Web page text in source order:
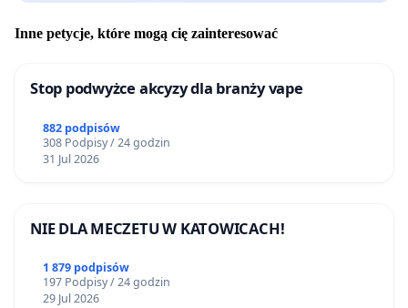
Inne petycje, które mogą cię zainteresować
Stop podwyżce akcyzy dla branży vape
882 podpisów
308 Podpisy / 24 godzin
31 Jul 2026
NIE DLA MECZETU W KATOWICACH!
1 879 podpisów
197 Podpisy / 24 godzin
29 Jul 2026